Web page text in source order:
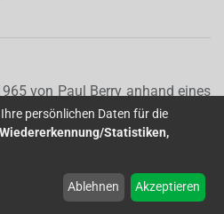
von Paul Berry anhand eines
wurde.
2009 brachte Gerard
unter dem Namen
viel, weil er nur bedeutete,
persönlichen Daten für die
Statistiken,
Ablehnen Akzeptieren